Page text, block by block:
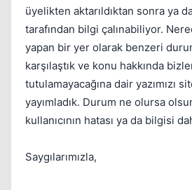
üyelikten aktarıldıktan sonra ya
tarafından bilgi çalınabiliyor.
yapan bir yer olarak benzeri
karşılaştık ve konu hakkında
tutulamayacağına dair yazımızı
yayımladık. Durum ne olursa
kullanıcının hatası ya da bilgisi
Saygılarımızla,